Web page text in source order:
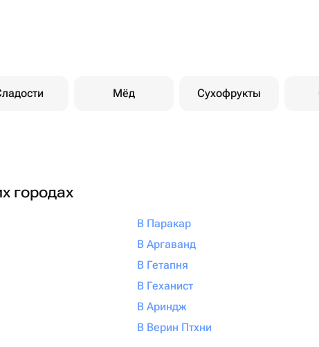
Мёд Сухофрукты
городах
В Паракар
В Аргаванд
В Гетапня
В Геханист
В Ариндж
В Верин Птхни